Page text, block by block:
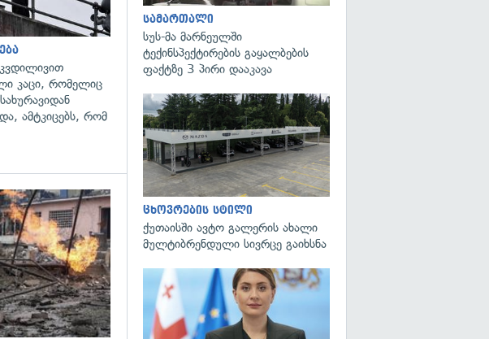
კაცი, რომელიც
ამტკიცებს, რომ
გადახედვა
სამართალი
სუს-მა მარნეულში
ტექინსპექტირების გაყალბების
ფაქტზე 3 პირი დააკავა
ცხოვრების სტილი
ქუთაისში ავტო გალერის ახალი
მულტიბრენდული სივრცე გაიხსნა